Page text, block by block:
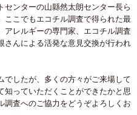
ンターの山縣然太朗センター長ら
ここでもエコチル調査で得られた最
アレルギーの専門家、エコチル調査
さんによる活発な意見交換が行われ
したが、多くの方々がご来場して
知っていただくことができたかと思
調査へのご協力をどうぞよろしくお